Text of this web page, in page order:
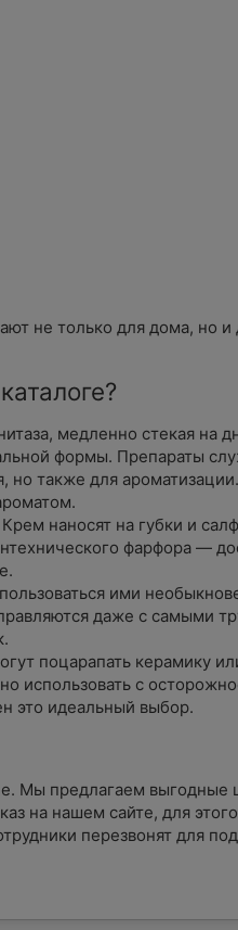
не только для дома, но и
медленно стекая на
формы. Препараты
но также для
наносят на губки и
фарфора —
ими
даже с самыми
поцарапать керамику
использовать с
это идеальный выбор.
Мы предлагаем выгодные
на нашем сайте, для
перезвонят для